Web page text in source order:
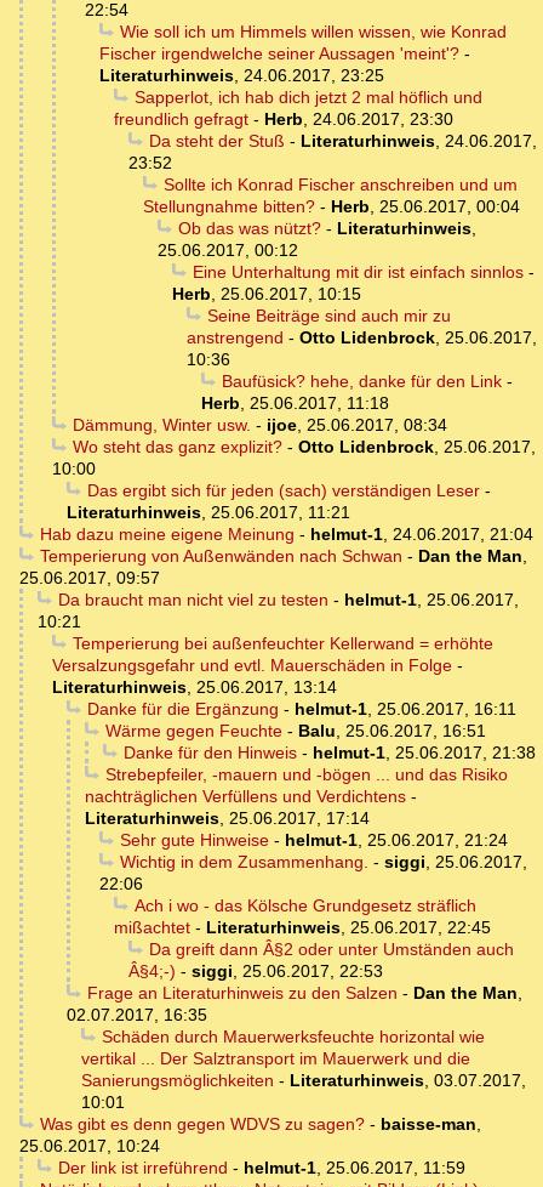
22:54
Wie soll ich um Himmels willen wissen, wie Konrad
Fischer irgendwelche seiner Aussagen 'meint'? -
Literaturhinweis, 24.06.2017, 23:25
Sapperlot, ich hab dich jetzt 2 mal höflich und
freundlich gefragt - Herb, 24.06.2017, 23:30
Da steht der Stuß - Literaturhinweis, 24.06.2017,
23:52
Sollte ich Konrad Fischer anschreiben und um
Stellungnahme bitten? - Herb, 25.06.2017, 00:04
Ob das was nützt?- Literaturhinweis,
25.06.2017, 00:12
Eine Unterhaltung mit dir ist einfach sinnlos-
Herb, 25.06.2017, 10:15
Seine Beiträge sind auch mir zu
anstrengend - Otto Lidenbrock, 25.06.2017,
10:36
Baufüsick? hehe, danke für den Link-
Herb, 25.06.2017, 11:18
Dämmung, Winter usw. - ijoe, 25.06.2017, 08:34
Wo steht das ganz explizit?- Otto Lidenbrock, 25.06.2017,
10:00
Das ergibt sich für jeden (sach) verständigen Leser-
Literaturhinweis, 25.06.2017, 11:21
Hab dazu meine eigene Meinung - helmut-1, 24.06.2017, 21:04
Temperierung von Außenwänden nach Schwan - Dan the Man,
25.06.2017, 09:57
Da braucht man nicht viel zu testen - helmut-1, 25.06.2017,
10:21
Temperierung bei außenfeuchter Kellerwand = erhöhte
Versalzungsgefahr und evtl. Mauerschäden in Folge -
Literaturhinweis, 25.06.2017, 13:14
Danke für die Ergänzung - helmut-1, 25.06.2017, 16:11
Wärme gegen Feuchte- Balu, 25.06.2017, 16:51
Danke für den Hinweis- helmut-1, 25.06.2017, 21:38
Strebepfeiler, -mauern und -bögen ... und das Risiko
nachträglichen Verfüllens und Verdichtens -
Literaturhinweis, 25.06.2017, 17:14
Sehr gute Hinweise- helmut-1, 25.06.2017, 21:24
Wichtig in dem Zusammenhang. - siggi, 25.06.2017,
22:06
Ach i wo - das Kölsche Grundgesetz sträflich
mißachtet - Literaturhinweis, 25.06.2017, 22:45
Da greift dann Â§2 oder unter Umständen auch
Â§4;-) - siggi, 25.06.2017, 22:53
Frage an Literaturhinweis zu den Salzen - Dan the Man,
02.07.2017, 16:35
Schäden durch Mauerwerksfeuchte horizontal wie
vertikal ... Der Salztransport im Mauerwerk und die
Sanierungsmöglichkeiten - Literaturhinweis, 03.07.2017,
10:01
Was gibt es denn gegen WDVS zu sagen?- baisse-man,
25.06.2017, 10:24
Der link ist irreführend - helmut-1, 25.06.2017, 11:59